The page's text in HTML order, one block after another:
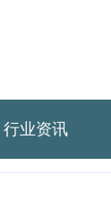
行业资讯